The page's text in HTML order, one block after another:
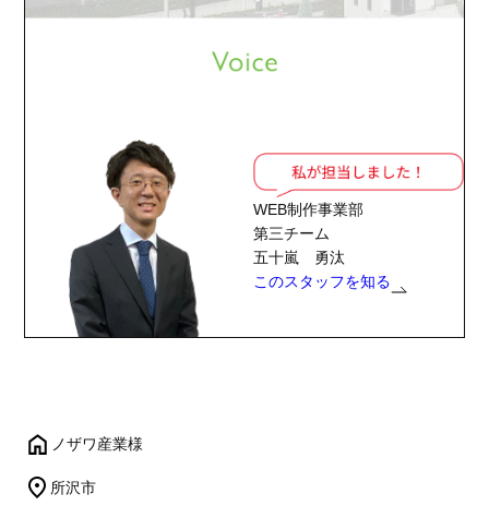
WEB制作事業部
第三チーム
五十嵐 勇汰
このスタッフを知る
ノザワ産業様
所沢市